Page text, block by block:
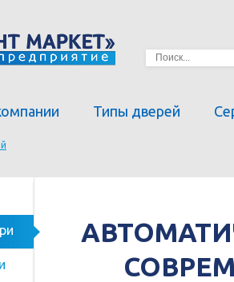
Типы дверей